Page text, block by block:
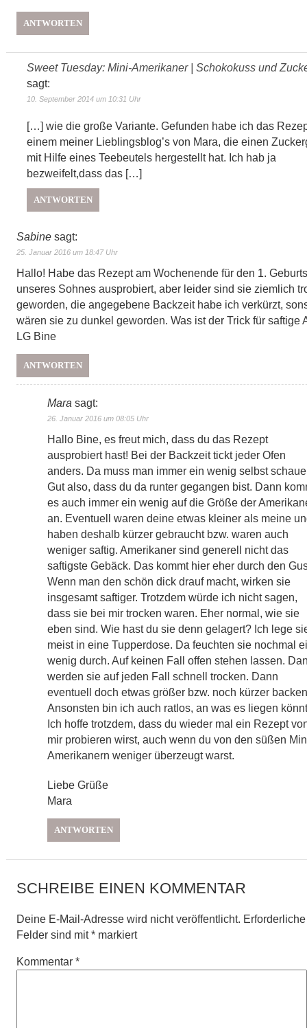
ANTWORTEN
Sweet Tuesday: Mini-Amerikaner | Schokokuss und
sagt:
10. September 2014 um 10:31 Uhr
[…] wie die große Variante. Gefunden habe ich das
einem meiner Lieblingsblog’s von Mara, die einen
mit Hilfe eines Teebeutels hergestellt hat. Ich hab ja
bezweifelt,dass das […]
ANTWORTEN
Sabine sagt:
25. Januar 2016 um 18:47 Uhr
Hallo! Habe das Rezept am Wochenende für den 1.
unseres Sohnes ausprobiert, aber leider sind sie ziemlich
geworden, die angegebene Backzeit habe ich verkürzt,
wären sie zu dunkel geworden. Was ist der Trick für saftige
LG Bine
ANTWORTEN
Mara sagt:
26. Januar 2016 um 08:05 Uhr
Hallo Bine, es freut mich, dass du das Rezept
ausprobiert hast! Bei der Backzeit tickt jeder Ofen
anders. Da muss man immer ein wenig selbst
Gut also, dass du da runter gegangen bist. Dann
es auch immer ein wenig auf die Größe der
an. Eventuell waren deine etwas kleiner als meine
haben deshalb kürzer gebraucht bzw. waren auch
weniger saftig. Amerikaner sind generell nicht das
saftigste Gebäck. Das kommt hier eher durch den
Wenn man den schön dick drauf macht, wirken sie
insgesamt saftiger. Trotzdem würde ich nicht sagen,
dass sie bei mir trocken waren. Eher normal, wie sie
eben sind. Wie hast du sie denn gelagert? Ich lege
meist in eine Tupperdose. Da feuchten sie nochmal
wenig durch. Auf keinen Fall offen stehen lassen.
werden sie auf jeden Fall schnell trocken. Dann
eventuell doch etwas größer bzw. noch kürzer
Ansonsten bin ich auch ratlos, an was es liegen
Ich hoffe trotzdem, dass du wieder mal ein Rezept
mir probieren wirst, auch wenn du von den süßen
Amerikanern weniger überzeugt warst.
Liebe Grüße
Mara
ANTWORTEN
SCHREIBE EINEN KOMMENTAR
Deine E-Mail-Adresse wird nicht veröffentlicht. Erforderliche
Felder sind mit*markiert
Kommentar *